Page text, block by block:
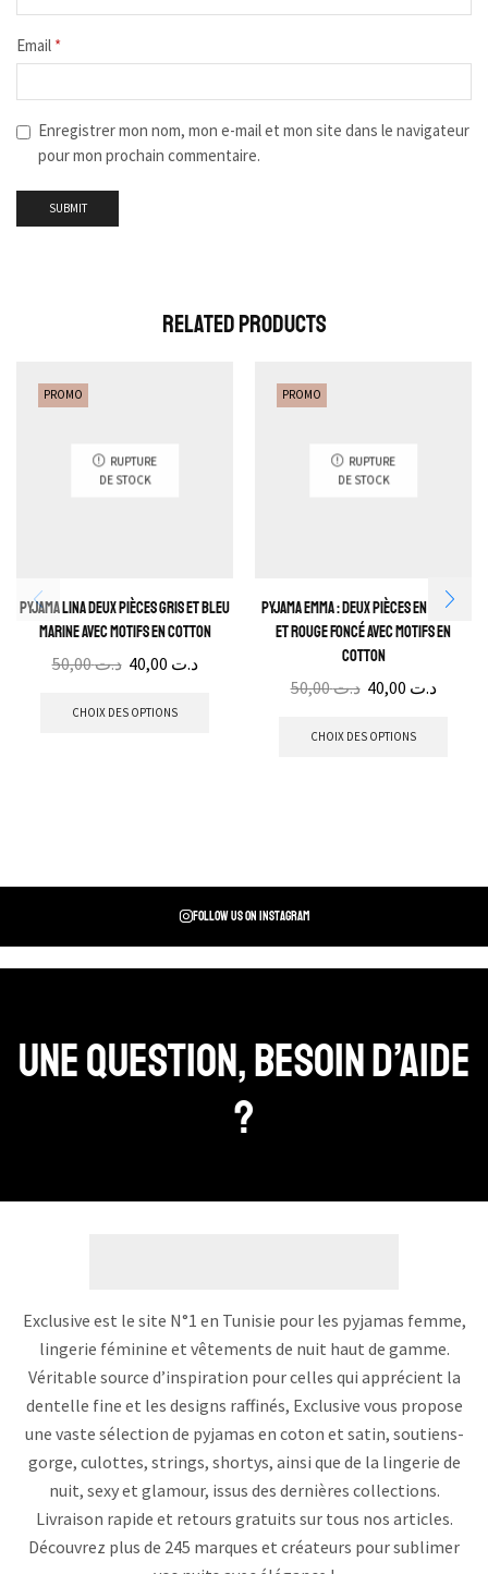
Email *
Enregistrer mon nom, mon e-mail et mon site dans le navigateur
pour mon prochain commentaire.
Related Products
PROMO
RUPTURE
DE STOCK
Pyjama Lina Deux pièces gris et bleu
marine avec motifs en cotton
د.ت50,00 د.ت
CHOIX DES OPTIONS
PROMO
RUPTURE
DE STOCK
Pyjama Emma : Deux pièces en blanc
et rouge foncé avec motifs en
cotton
د.ت50,00 د.ت
CHOIX DES OPTIONS
Follow us on instagram
Une question, Besoin d’aide
?
Exclusive est le site N°1 en Tunisie pour les pyjamas femme,
lingerie féminine et vêtements de nuit haut de gamme.
Véritable source d’inspiration pour celles qui apprécient la
dentelle fine et les designs raffinés, Exclusive vous propose
une vaste sélection de pyjamas en coton et satin, soutiens-
gorge, culottes, strings, shortys, ainsi que de la lingerie de
nuit, sexy et glamour, issus des dernières collections.
Livraison rapide et retours gratuits sur tous nos articles.
Découvrez plus de 245 marques et créateurs pour sublimer